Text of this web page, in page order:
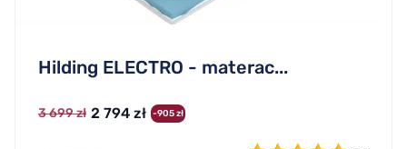
Hilding ELECTRO - materac...
3 699 zł 2 794 zł -905 zł